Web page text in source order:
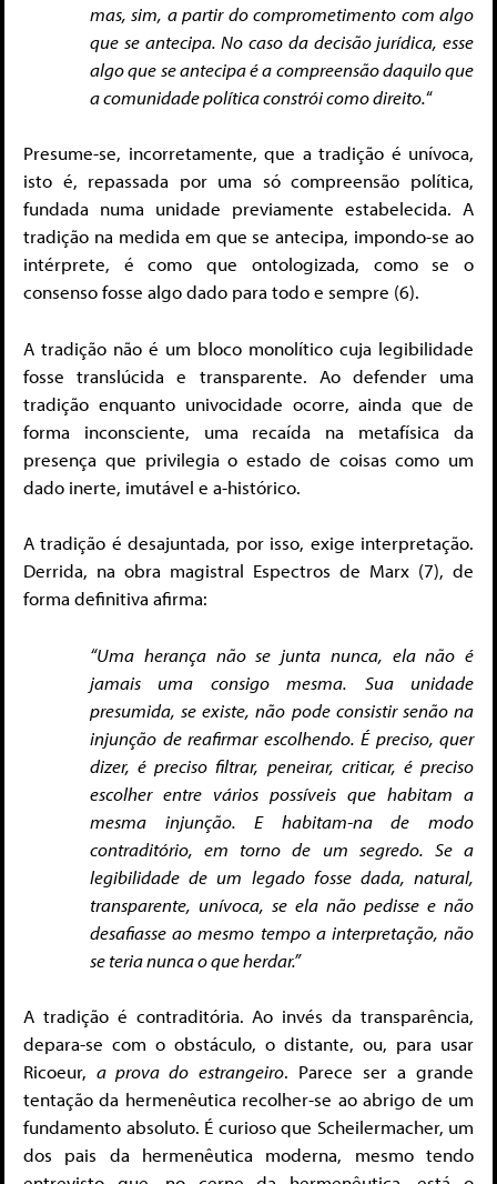
mas, sim, a partir do comprometimento com algo
que se antecipa. No caso da decisão jurídica, esse
algo que se antecipa é a compreensão daquilo que
a comunidade política constrói como direito.“
Presume-se, incorretamente, que a tradição é unívoca,
isto é, repassada por uma só compreensão política,
fundada numa unidade previamente estabelecida. A
tradição na medida em que se antecipa, impondo-se ao
intérprete, é como que ontologizada, como se o
consenso fosse algo dado para todo e sempre (6).
A tradição não é um bloco monolítico cuja legibilidade
fosse translúcida e transparente. Ao defender uma
tradição enquanto univocidade ocorre, ainda que de
forma inconsciente, uma recaída na metafísica da
presença que privilegia o estado de coisas como um
dado inerte, imutável e a-histórico.
A tradição é desajuntada, por isso, exige interpretação.
Derrida, na obra magistral Espectros de Marx (7), de
forma definitiva afirma:
“Uma herança não se junta nunca, ela não é
jamais uma consigo mesma. Sua unidade
presumida, se existe, não pode consistir senão na
injunção de reafirmar escolhendo. É preciso, quer
dizer, é preciso filtrar, peneirar, criticar, é preciso
escolher entre vários possíveis que habitam a
mesma injunção. E habitam-na de modo
contraditório, em torno de um segredo. Se a
legibilidade de um legado fosse dada, natural,
transparente, unívoca, se ela não pedisse e não
desafiasse ao mesmo tempo a interpretação, não
se teria nunca o que herdar.”
A tradição é contraditória. Ao invés da transparência,
depara-se com o obstáculo, o distante, ou, para usar
Ricoeur,a prova do estrangeiro. Parece ser a grande
tentação da hermenêutica recolher-se ao abrigo de um
fundamento absoluto. É curioso que Scheilermacher, um
dos pais da hermenêutica moderna, mesmo tendo